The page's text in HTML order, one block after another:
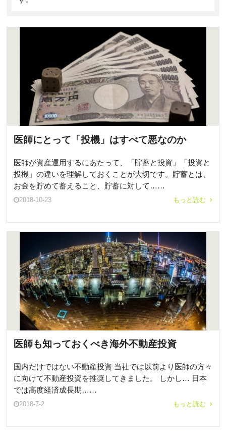
医師にとって「投機」はすべて悪なのか
医師が資産運用するにあたって、「貯蓄と投資」「投資と
投機」の違いを理解しておくことが大切です。貯蓄とは、
お金を貯めて蓄えること、貯蓄に対して……
2018-10-23 もっと読む
医師も知っておくべき海外不動産投資
国内だけではない不動産投資 当社では以前より医師の方々
に向けて不動産投資を推奨してきました。 しかし… 日本
では高度経済成長期……
2018-7-2 もっと読む